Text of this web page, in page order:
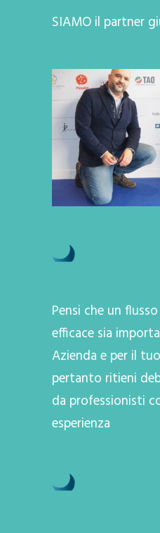
SIAMO il partner
Pensi che un
efficace sia
Azienda e per il
pertanto ritieni
da professionisti
esperienza